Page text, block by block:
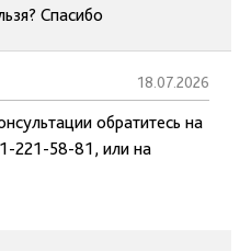
Спасибо
18.07.2026
обратитесь на
221-58-81, или на